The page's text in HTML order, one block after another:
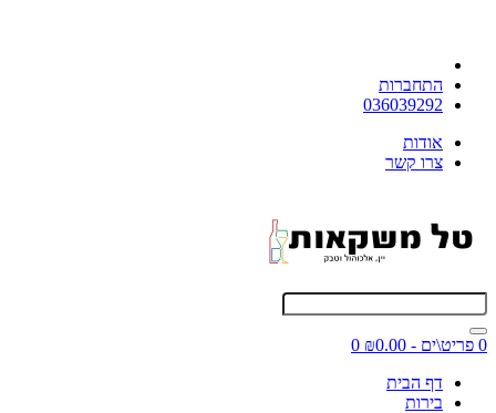
התחברות
036039292
אודות
צרו קשר
0 פריט\ים - ₪0.00
0
דף הבית
בירות